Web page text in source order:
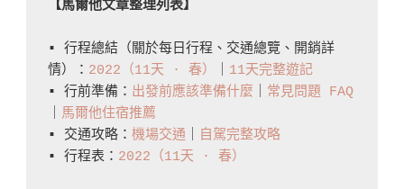
／
活
動
住
【馬爾他文章整理列表】
▪️ 行程總結（關於每日行程、交通總覽、開銷詳
情）： 2022（11天 · 春）
11天完整遊記
▪️ 行前準備： 出發前應該準備什麼
常見問題 FAQ
馬爾他住宿推薦
▪️ 交通攻略： 機場交通
自駕完整攻略
▪️ 行程表： 2022（11天 · 春）